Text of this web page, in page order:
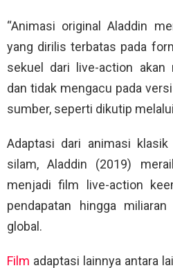
“Animasi original Aladdin
yang dirilis terbatas pada
sekuel dari live-action akan
dan tidak mengacu pada
sumber, seperti dikutip
Adaptasi dari animasi
silam, Aladdin (2019)
menjadi film live-action
pendapatan hingga
global.
Film adaptasi lainnya antara